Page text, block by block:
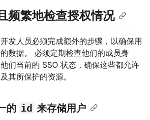
频繁地检查授权情况
发人员必须完成额外的步骤，以确保用
数据。 必须定期检查他们的成员身
们当前的 SSO 状态，确保这些都允许
其所保护的资源。
的 id 来存储用户